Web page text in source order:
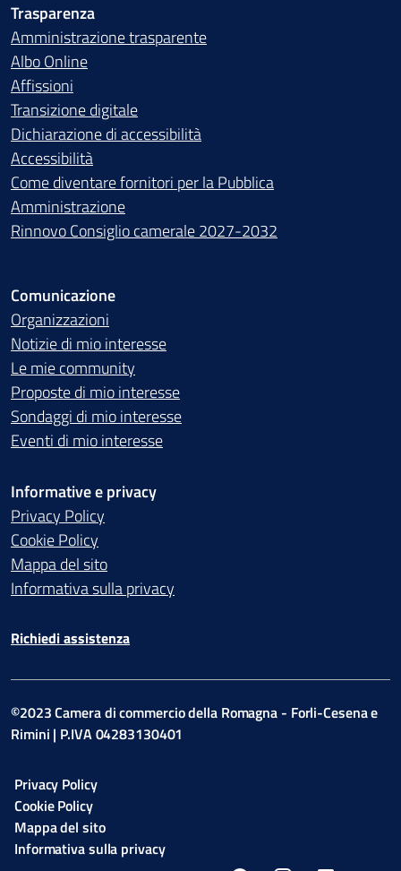
Trasparenza
Amministrazione trasparente
Albo Online
Affissioni
Transizione digitale
Dichiarazione di accessibilità
Accessibilità
Come diventare fornitori per la Pubblica
Amministrazione
Rinnovo Consiglio camerale 2027-2032
Comunicazione
Organizzazioni
Notizie di mio interesse
Le mie community
Proposte di mio interesse
Sondaggi di mio interesse
Eventi di mio interesse
Informative e privacy
Privacy Policy
Cookie Policy
Mappa del sito
Informativa sulla privacy
Richiedi assistenza
©2023 Camera di commercio della Romagna - Forli-Cesena e
Rimini | P.IVA 04283130401
Privacy Policy
Cookie Policy
Mappa del sito
Informativa sulla privacy